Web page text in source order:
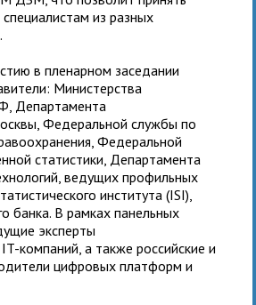
специалистам из разных
в пленарном заседании
Министерства
Департамента
Федеральной службы по
Федеральной
статистики, Департамента
ведущих профильных
института (ISI),
банка. В рамках панельных
эксперты
компаний, а также российские и
цифровых платформ и